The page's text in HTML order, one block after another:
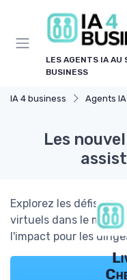
LES AGENTS IA AU
BUSINESS
IA 4 business Agents IA
Les
Explorez les défis et
virtuels dans le
l'impact pour les